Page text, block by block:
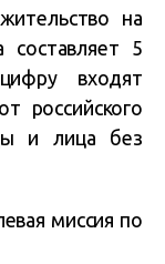
на
составляет 5
входят
российского
и лица без
миссия по